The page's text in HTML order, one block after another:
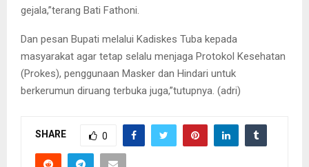
gejala,”terang Bati Fathoni.
Dan pesan Bupati melalui Kadiskes Tuba kepada
masyarakat agar tetap selalu menjaga Protokol Kesehatan
(Prokes), penggunaan Masker dan Hindari untuk
berkerumun diruang terbuka juga,”tutupnya. (adri)
SHARE 0